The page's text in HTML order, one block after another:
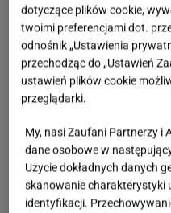
dotyczące plików cookie,
twoimi preferencjami dot.
odnośnik „Ustawienia
przechodząc do „Ustawień
ustawień plików cookie
przeglądarki.
My, nasi Zaufani Partnerzy i
dane osobowe w
Użycie dokładnych danych
skanowanie charakterystyki
identyfikacji.